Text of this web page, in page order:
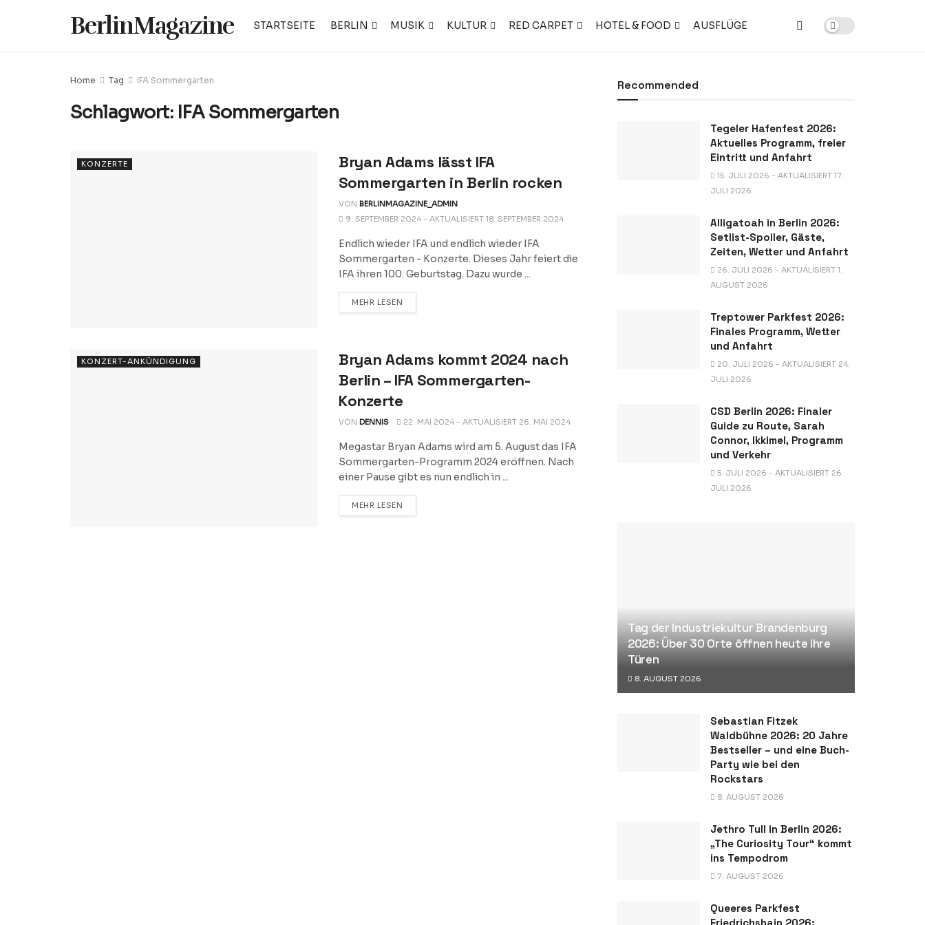
BerlinMagazine STARTSEITE BERLIN MUSIK KULTUR RED CARPET HOTEL & FOOD AUSFLÜGE
Home Tag IFA Sommergarten
Schlagwort: IFA Sommergarten
KONZERTE
Bryan Adams lässt IFA
Sommergarten in Berlin rocken
VON BERLINMAGAZINE_ADMIN
9. SEPTEMBER 2024 - AKTUALISIERT 18. SEPTEMBER 2024
Endlich wieder IFA und endlich wieder IFA
Sommergarten - Konzerte. Dieses Jahr feiert die
IFA ihren 100. Geburtstag. Dazu wurde ...
MEHR LESEN
KONZERT-ANKÜNDIGUNG
Bryan Adams kommt 2024 nach
Berlin – IFA Sommergarten-
Konzerte
VON DENNIS 22. MAI 2024 - AKTUALISIERT 26. MAI 2024
Megastar Bryan Adams wird am 5. August das IFA
Sommergarten-Programm 2024 eröffnen. Nach
einer Pause gibt es nun endlich in ...
MEHR LESEN
Recommended
Tegeler Hafenfest 2026:
Aktuelles Programm, freier
Eintritt und Anfahrt
15. JULI 2026 - AKTUALISIERT 17.
JULI 2026
Alligatoah in Berlin 2026:
Setlist-Spoiler, Gäste,
Zeiten, Wetter und Anfahrt
26. JULI 2026 - AKTUALISIERT 1.
AUGUST 2026
Treptower Parkfest 2026:
Finales Programm, Wetter
und Anfahrt
20. JULI 2026 - AKTUALISIERT 24.
JULI 2026
CSD Berlin 2026: Finaler
Guide zu Route, Sarah
Connor, Ikkimel, Programm
und Verkehr
5. JULI 2026 - AKTUALISIERT 26.
JULI 2026
Tag der Industriekultur Brandenburg
2026: Über 30 Orte öffnen heute ihre
Türen
8. AUGUST 2026
Sebastian Fitzek
Waldbühne 2026: 20 Jahre
Bestseller – und eine Buch-
Party wie bei den
Rockstars
8. AUGUST 2026
Jethro Tull in Berlin 2026:
„The Curiosity Tour“ kommt
ins Tempodrom
7. AUGUST 2026
Queeres Parkfest
Friedrichshain 2026: